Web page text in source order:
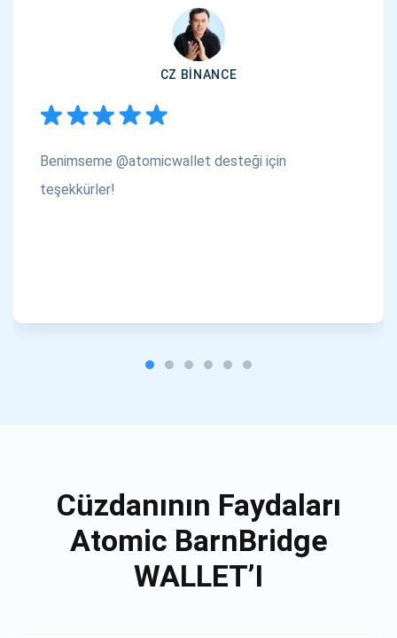
CZ BINANCE
Benimseme @atomicwallet desteği için
teşekkürler!
Cüzdanının Faydaları
Atomic BarnBridge
WALLET’I